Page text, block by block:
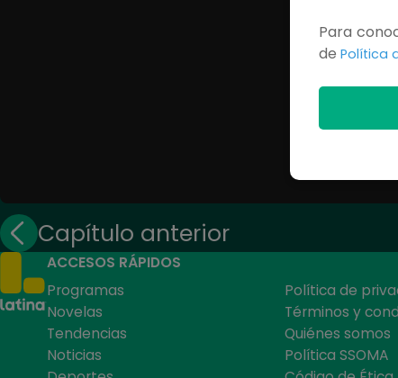
Capítulo anterior
ACCESOS RÁPIDOS
Programas
Novelas
Tendencias
Noticias
Política de
Términos y
Quiénes somos
Política SSOMA
Para
de Política